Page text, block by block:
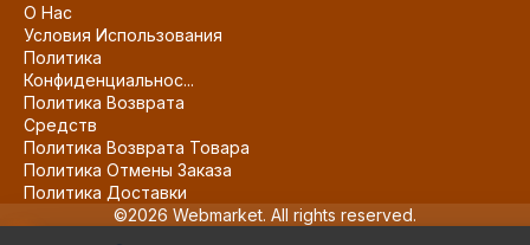
О Нас
Условия Использования
Политика
Конфиденциальнос...
Политика Возврата
Средств
Политика Возврата Товара
Политика Отмены Заказа
Политика Доставки
©2026 Webmarket. All rights reserved.